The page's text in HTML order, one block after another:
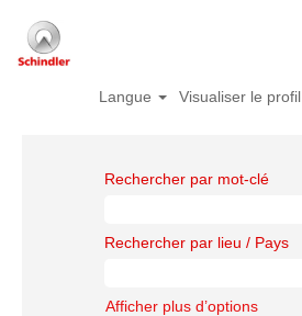
Langue Visualiser le profil
Rechercher par mot-clé
Rechercher par lieu / Pays
Afficher plus d’options